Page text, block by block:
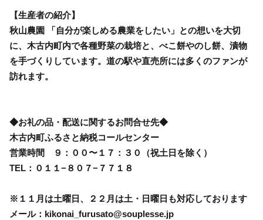
【生産者の紹介】
秋山農園 「自分が楽しめる農業をしたい」との想いを大切
に、木古内町内で各種野菜の栽培と、べこ餅やのし餅、漬物
を手づくりしています。道の駅や直売所には多くのファンが
訪れます。
◆お礼の品・配送に関するお問合せ先◆
木古内町ふるさと納税コールセンター
営業時間 ９：００〜１７：３０（祝土日を除く）
TEL：０１１−８０７−７７１８
※１１月は土曜日、２２月は土・日曜日も対応しております
メール：kikonai_furusato@souplesse.jp